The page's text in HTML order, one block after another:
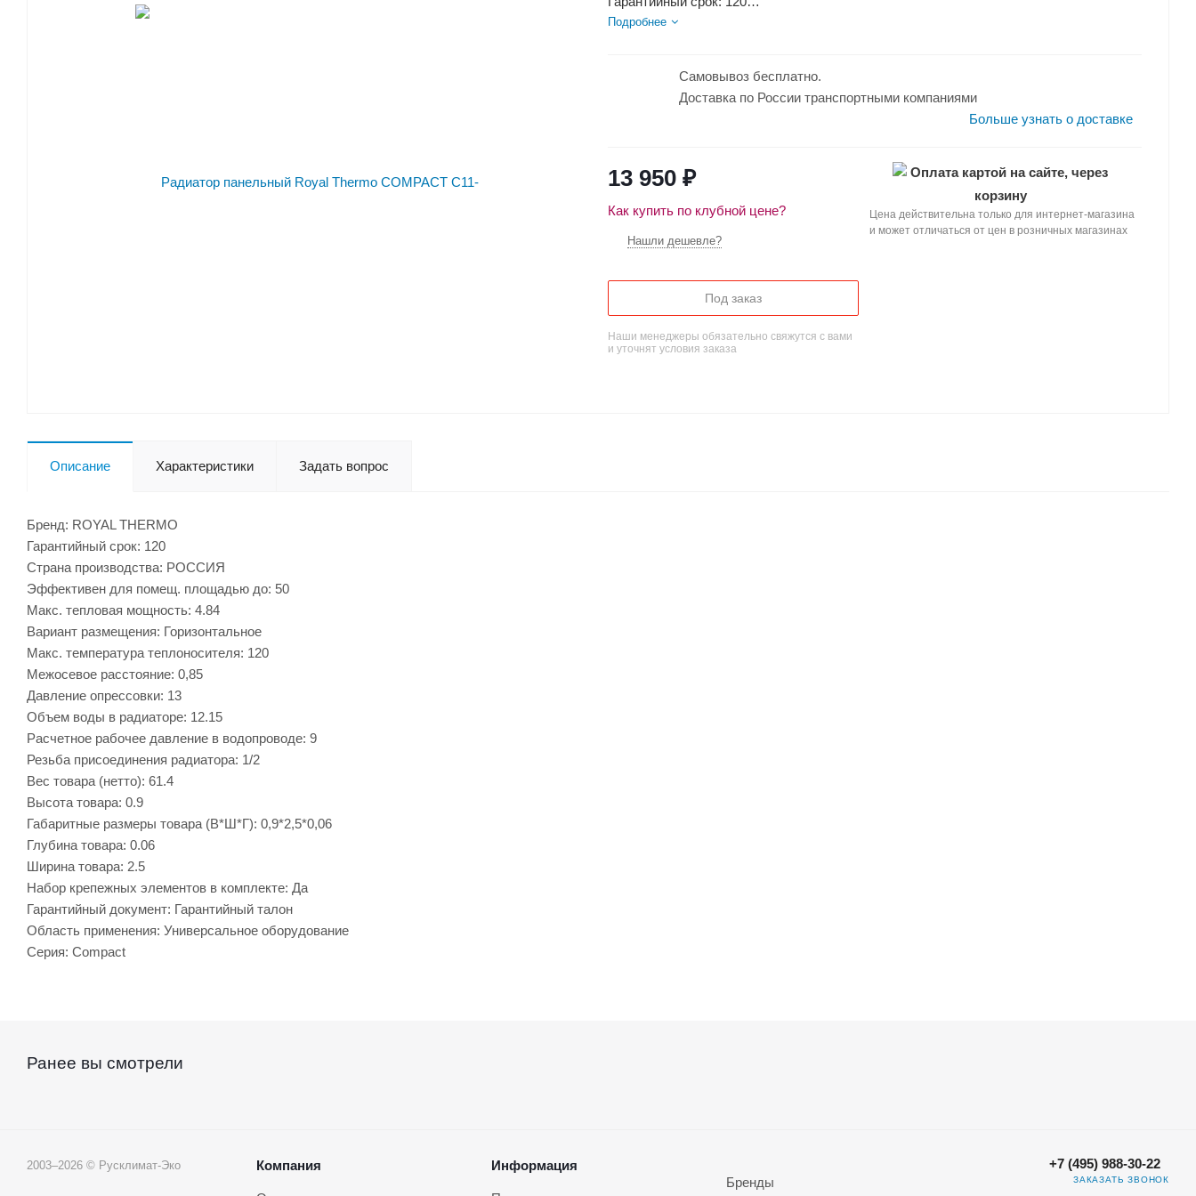
Страна производства: РОССИЯ
Подробнее
Самовывоз бесплатно.
Доставка по России транспортными компаниями
Больше узнать о доставке
13 950 ₽
Как купить по клубной цене?
Нашли дешевле?
Под заказ
Наши менеджеры обязательно свяжутся с вами
и уточнят условия заказа
Оплата картой на сайте, через
корзину
Цена действительна только для интернет-магазина
и может отличаться от цен в розничных магазинах
Описание Характеристики Задать вопрос
Бренд: ROYAL THERMO
Гарантийный срок: 120
Страна производства: РОССИЯ
Эффективен для помещ. площадью до: 50
Макс. тепловая мощность: 4.84
Вариант размещения: Горизонтальное
Макс. температура теплоносителя: 120
Межосевое расстояние: 0,85
Давление опрессовки: 13
Объем воды в радиаторе: 12.15
Расчетное рабочее давление в водопроводе: 9
Резьба присоединения радиатора: 1/2
Вес товара (нетто): 61.4
Высота товара: 0.9
Габаритные размеры товара (В*Ш*Г): 0,9*2,5*0,06
Глубина товара: 0.06
Ширина товара: 2.5
Набор крепежных элементов в комплекте: Да
Гарантийный документ: Гарантийный талон
Область применения: Универсальное оборудование
Серия: Compact
Ранее вы смотрели
2003–2026 © Русклимат-Эко Компания Информация
Бренды
+7 (495) 988-30-22
ЗАКАЗАТЬ ЗВОНОК